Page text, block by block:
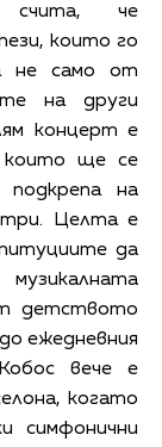
счита, че
които го
не само от
на други
концерт е
които ще се
на
Целта е
да
детството
ежедневния
вече е
когато
симфонични